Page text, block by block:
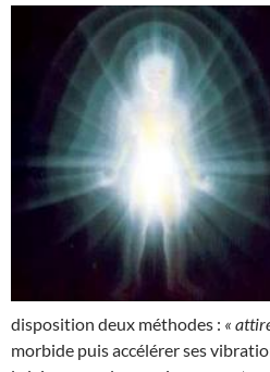
disposition deux méthodes : «
morbide puis accélérer ses